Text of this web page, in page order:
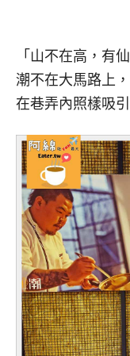
「山不在高，有
潮不在大馬路上
在巷弄內照樣吸